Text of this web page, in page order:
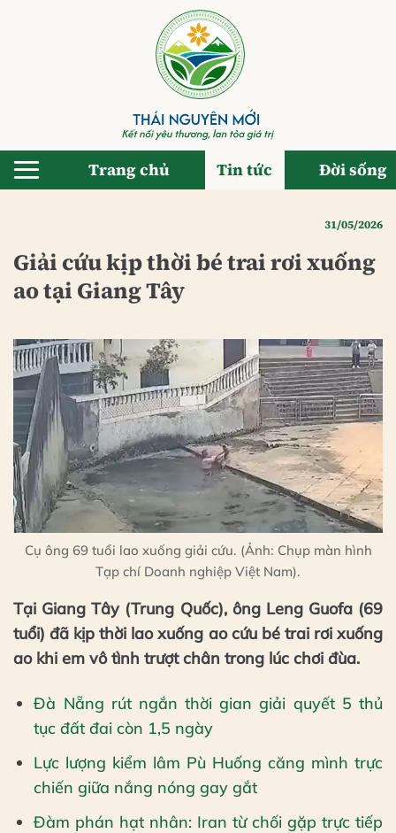
Trang chủ Tin tức Đời sống
31/05/2026
Giải cứu kịp thời bé trai rơi xuống
ao tại Giang Tây
Cụ ông 69 tuổi lao xuống giải cứu. (Ảnh: Chụp màn hình
Tạp chí Doanh nghiệp Việt Nam).
Tại Giang Tây (Trung Quốc), ông Leng Guofa (69
tuổi) đã kịp thời lao xuống ao cứu bé trai rơi xuống
ao khi em vô tình trượt chân trong lúc chơi đùa.
Đà Nẵng rút ngắn thời gian giải quyết 5 thủ
tục đất đai còn 1,5 ngày
Lực lượng kiểm lâm Pù Huống căng mình trực
chiến giữa nắng nóng gay gắt
Đàm phán hạt nhân: Iran từ chối gặp trực tiếp